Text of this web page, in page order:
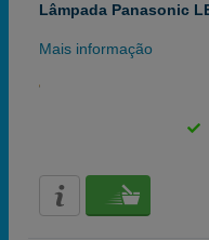
Lâmpada Panasonic
Mais informação